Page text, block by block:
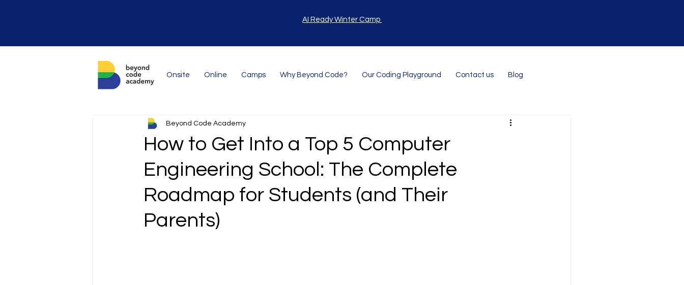
AI Ready Winter Camp
Onsite Online Camps Why Beyond Code? Our Coding Playground Contact us Blog
How to Get Into a Top 5 Computer
Engineering School: The Complete
Roadmap for Students (and Their
Parents)
Beyond Code Academy